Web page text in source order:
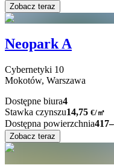
Zobacz teraz
Neopark A
Cybernetyki 10
Mokotów, Warszawa
Dostępne biura4
Stawka czynszu14,75 €/㎡
Dostępna powierzchnia
Zobacz teraz